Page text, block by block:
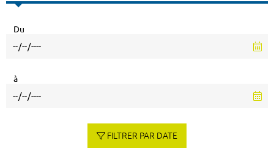
Du
à
FILTRER PAR DATE